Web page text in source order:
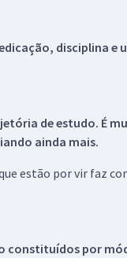
disciplina e
de estudo. É
ainda mais.
estão por vir faz
constituídos por